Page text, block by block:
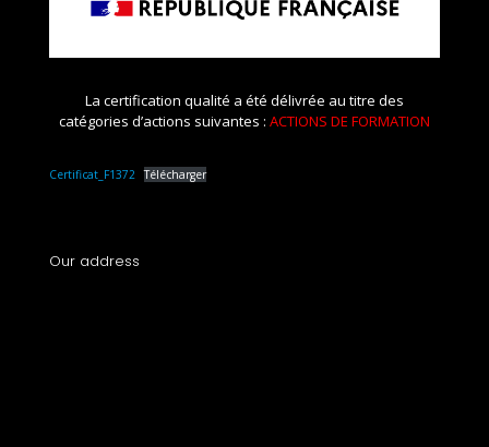
La certification qualité a été délivrée au titre des
catégories d’actions suivantes : ACTIONS DE FORMATION
Certificat_F1372 Télécharger
Our address